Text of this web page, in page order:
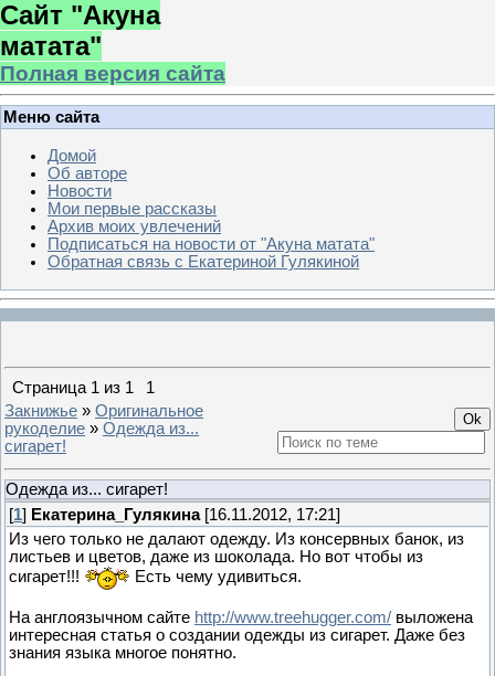
Сайт "Акуна
матата"
Полная версия сайта
Меню сайта
Домой
Об авторе
Новости
Мои первые рассказы
Архив моих увлечений
Подписаться на новости от "Акуна матата"
Обратная связь с Екатериной Гулякиной
Страница 1 из 1
1
Закнижье » Оригинальное
рукоделие » Одежда из...
сигарет!
Одежда из... сигарет!
[1] Екатерина_Гулякина[16.11.2012, 17:21]
Из чего только не далают одежду. Из консервных банок, из
листьев и цветов, даже из шоколада. Но вот чтобы из
сигарет!!!
Есть чему удивиться.
На англоязычном сайте http://www.treehugger.com/ выложена
интересная статья о создании одежды из сигарет. Даже без
знания языка многое понятно.